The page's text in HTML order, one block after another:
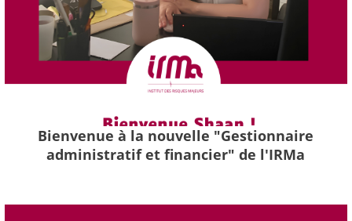
Bienvenue à la nouvelle "Gestionnaire
administratif et financier" de l'IRMa